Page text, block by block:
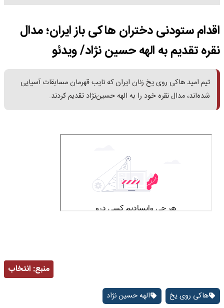
اقدام ستودنی دختران هاکی باز ایران؛ مدال
نقره تقدیم به الهه حسین نژاد/ ویدئو
تیم امید هاکی روی یخ زنان ایران که نایب قهرمان مسابقات آسیایی
شده‌اند، مدال نقره خود را به الهه حسین‌نژاد تقدیم کردند.
منبع: انتخاب
هاکی روی یخ الهه حسین نژاد